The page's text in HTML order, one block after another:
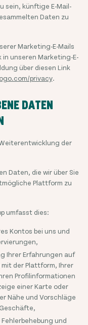
sein, künftige E-Mail-
Daten zu
Marketing-E-Mails
in unseren Marketing-E-
über diesen Link
privacy.
DATEN
der
Daten, die wir über Sie
Plattform zu
umfasst dies:
Kontos bei uns und
Ihrer Erfahrungen auf
der Plattform, Ihrer
Profilinformationen
einer Karte oder
Nähe und Vorschläge
und